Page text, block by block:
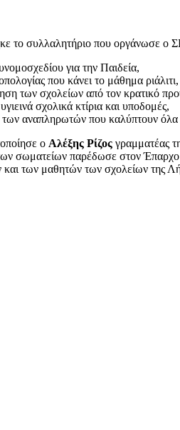
το συλλαλητήριο που οργάνωσε
για την Παιδεία,
που κάνει το μάθημα ριάλιτι,
των σχολείων από τον κρατικό
σχολικά κτίρια και υποδομές,
αναπληρωτών που καλύπτουν όλα
ο Αλέξης Ρίζος γραμματέας
σωματείων παρέδωσε στον
και των μαθητών των σχολείων της